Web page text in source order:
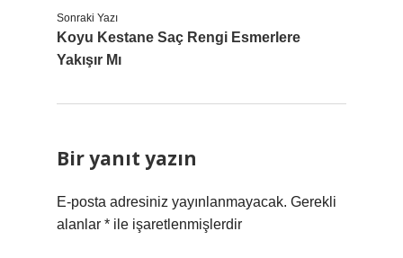
Sonraki Yazı
Koyu Kestane Saç Rengi Esmerlere
Yakışır Mı
Bir yanıt yazın
E-posta adresiniz yayınlanmayacak. Gerekli
alanlar * ile işaretlenmişlerdir